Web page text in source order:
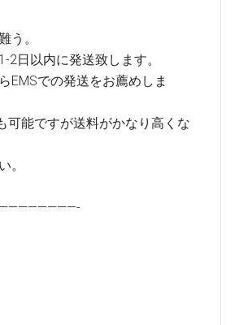
う。
2日以内に発送致します。
EMSでの発送をお薦めしま
可能ですが送料がかなり高くな
。